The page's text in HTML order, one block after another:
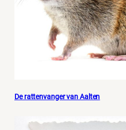
De rattenvanger van Aalten